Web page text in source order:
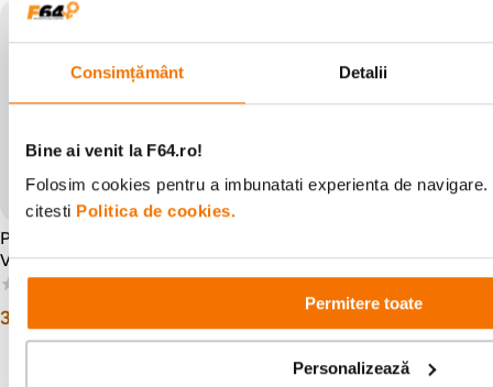
Consimțământ Detalii
Bine ai venit la F64.ro!
Folosim cookies pentru a imbunatati experienta de
citesti Politica de cookies.
Permitere toate
Personalizează
Peak Design Camera Cube
V3 Small Negru
(0)
366
7L Geanta Foto Neagra
(0)
lei